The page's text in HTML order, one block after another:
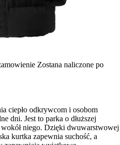
Zostana naliczone po
ciepło odkrywcom i osobom
dni. Jest to parka o dłuższej
niego. Dzięki dwuwarstwowej
kurtka zapewnia suchość, a